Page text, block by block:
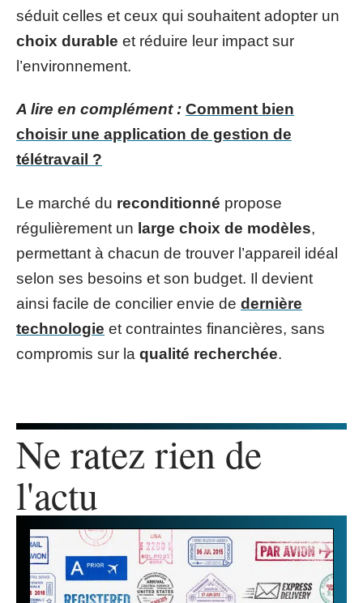
séduit celles et ceux qui souhaitent adopter un
choix durable et réduire leur impact sur
l’environnement.
A lire en complément : Comment bien
choisir une application de gestion de
télétravail ?
Le marché du reconditionné propose
régulièrement un large choix de modèles,
permettant à chacun de trouver l’appareil idéal
selon ses besoins et son budget. Il devient
ainsi facile de concilier envie de dernière
technologie et contraintes financières, sans
compromis sur la qualité recherchée.
Ne ratez rien de
l'actu